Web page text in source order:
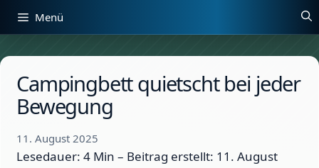
Zum
Inhalt
Menü
Campingbett quietscht bei jeder
Bewegung
11. August 2025
Lesedauer: 4 Min – Beitrag erstellt: 11. August